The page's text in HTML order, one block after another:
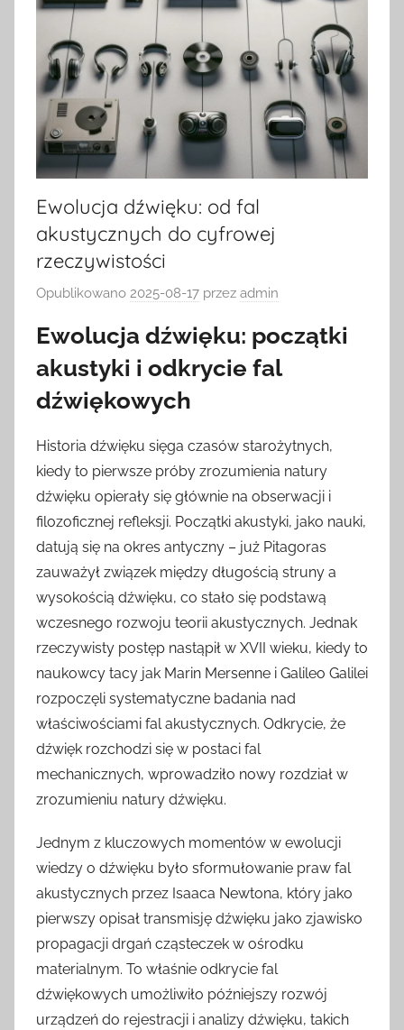
Ewolucja dźwięku: od fal
akustycznych do cyfrowej
rzeczywistości
Opublikowano 2025-08-17 przez admin
Ewolucja dźwięku: początki
akustyki i odkrycie fal
dźwiękowych
Historia dźwięku sięga czasów starożytnych,
kiedy to pierwsze próby zrozumienia natury
dźwięku opierały się głównie na obserwacji i
filozoficznej refleksji. Początki akustyki, jako nauki,
datują się na okres antyczny – już Pitagoras
zauważył związek między długością struny a
wysokością dźwięku, co stało się podstawą
wczesnego rozwoju teorii akustycznych. Jednak
rzeczywisty postęp nastąpił w XVII wieku, kiedy to
naukowcy tacy jak Marin Mersenne i Galileo Galilei
rozpoczęli systematyczne badania nad
właściwościami fal akustycznych. Odkrycie, że
dźwięk rozchodzi się w postaci fal
mechanicznych, wprowadziło nowy rozdział w
zrozumieniu natury dźwięku.
Jednym z kluczowych momentów w ewolucji
wiedzy o dźwięku było sformułowanie praw fal
akustycznych przez Isaaca Newtona, który jako
pierwszy opisał transmisję dźwięku jako zjawisko
propagacji drgań cząsteczek w ośrodku
materialnym. To właśnie odkrycie fal
dźwiękowych umożliwiło późniejszy rozwój
urządzeń do rejestracji i analizy dźwięku, takich